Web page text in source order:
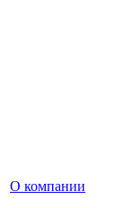
О компании